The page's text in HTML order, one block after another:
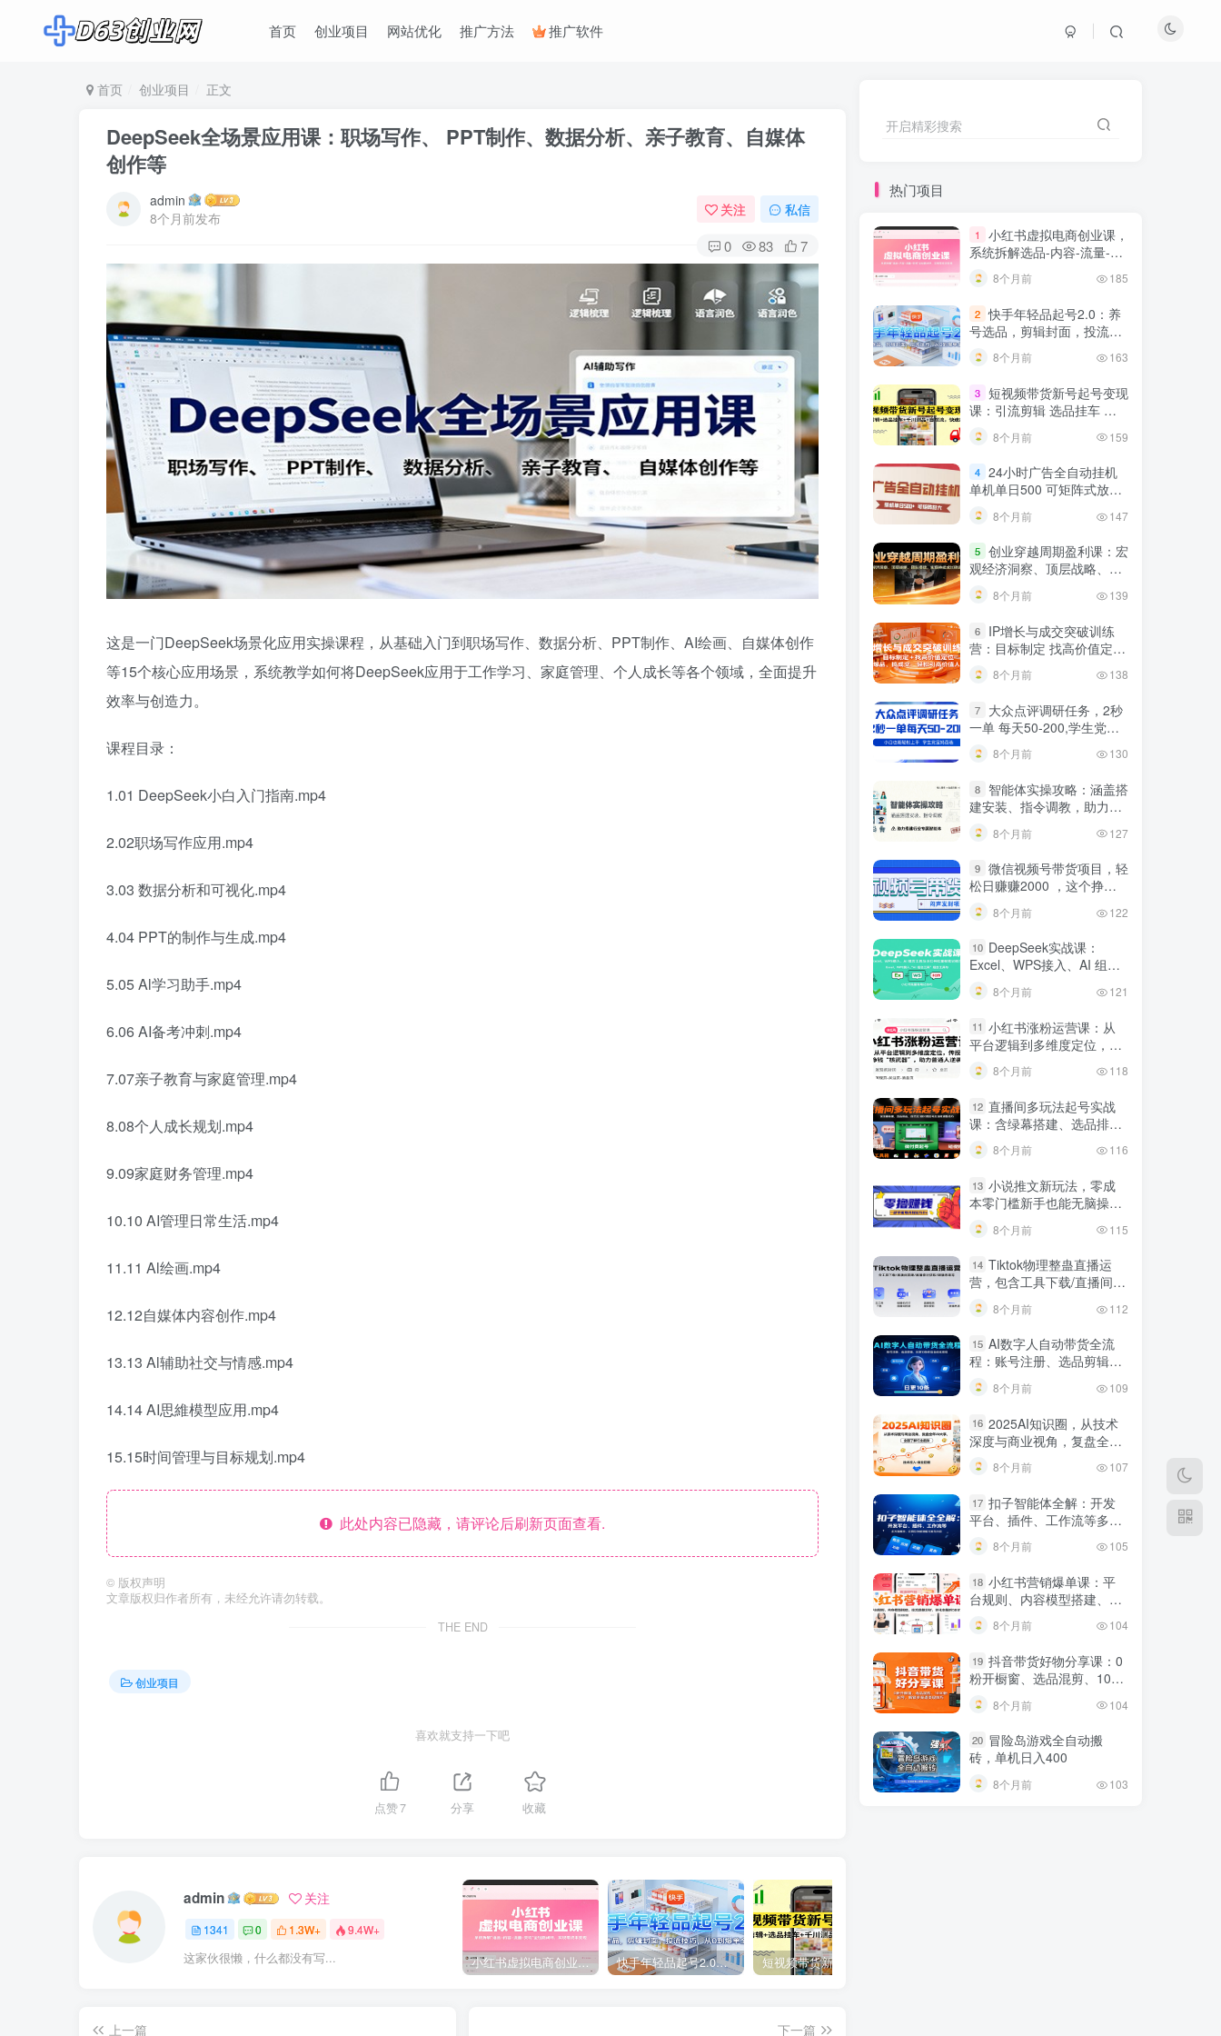
首页 创业项目 网站优化 推广方法 推广软件
首页 创业项目 正文
DeepSeek全场景应用课：职场写作、 PPT制作、数据分析、亲子教育、自媒体
创作等
admin
8个月前发布
关注 私信
0 83 7
这是一门DeepSeek场景化应用实操课程，从基础入门到职场写作、数据分析、PPT制作、AI绘画、自媒体创作
等15个核心应用场景，系统教学如何将DeepSeek应用于工作学习、家庭管理、个人成长等各个领域，全面提升
效率与创造力。
课程目录：
1.01 DeepSeek小白入门指南.mp4
2.02职场写作应用.mp4
3.03 数据分析和可视化.mp4
4.04 PPT的制作与生成.mp4
5.05 Al学习助手.mp4
6.06 AI备考冲刺.mp4
7.07亲子教育与家庭管理.mp4
8.08个人成长规划.mp4
9.09家庭财务管理.mp4
10.10 AI管理日常生活.mp4
11.11 Al绘画.mp4
12.12自媒体内容创作.mp4
13.13 Al辅助社交与情感.mp4
14.14 AI思維模型应用.mp4
15.15时间管理与目标规划.mp4
此处内容已隐藏，请评论后刷新页面查看.
© 版权声明
文章版权归作者所有，未经允许请勿转载。
THE END
创业项目
喜欢就支持一下吧
点赞7 分享 收藏
admin 关注
1341 0 1.3W+ 9.4W+
这家伙很懒，什么都没有写... 小红书虚拟电商创业课，系统拆解选品-内容-流量-变现，实现零成本变现 快手年轻品起号2.0：养号选品，剪辑封面，投流技巧，从0到爆单全流程
上一篇
下一篇
开启精彩搜索
热门项目
1
小红书虚拟电商创业课，
系统拆解选品-内容-流量-变
8个月前 185
2 快手年轻品起号2.0：养
号选品，剪辑封面，投流技
8个月前 163
3
短视频带货新号起号变现
课：引流剪辑 选品挂车 千
川测品 自然流，快速起量
8个月前 159
4 24小时广告全自动挂机
单机单日500 可矩阵式放大
无需人工看守 新手小白轻松
玩转8个月前 147
5 创业穿越周期盈利课：宏
观经济洞察、顶层战略、团
队搭建，实现持续成长稳定
变现8个月前 139
6
IP增长与成交突破训练
营：目标制定 找高价值定
引高价值人脉
8个月前 138
7
大众点评调研任务，2秒
一单 每天50-200,学生党宝
8个月前 130
8
智能体实操攻略：涵盖搭
建安装、指令调教，助力搭
建行业专属智能体
8个月前 127
9 微信视频号带货项目，轻
松日赚赚2000 ，这个挣钱
入口很多伙伴都在闷声发财
8个月前 122
10 DeepSeek实战课：
Excel、WPS接入、AI 组合
工具与小红书批量做笔记技
巧
8个月前 121
11 小红书涨粉运营课：从
平台逻辑到多维度定位，传
人逆袭8个月前 118
12 直播间多玩法起号实战
课：含绿幕搭建、选品排
规调整技巧
8个月前 116
13 小说推文新玩法，零成
本零门槛新手也能无脑操
8个月前 115
14 Tiktok物理整蛊直播运
营，包含工具下载/直播间搭
建/直播素材获取/跟播思路
等
8个月前 112
15 AI数字人自动带货全流
程：账号注册、选品剪辑，
日更10条作品自动化变现
8个月前 109
16 2025AI知识圈，从技术
深度与商业视角，复盘全年
AI大事，全面了解行业趋势
8个月前 107
17 扣子智能体全解：开发
平台、插件、工作流等多方
发布内容
8个月前 105
18 小红书营销爆单课：平
台规则、内容模型搭建、投
500%8个月前 104
19 抖音带货好物分享课：0
粉开橱窗、选品混剪、1000
粉起号，解锁多渠道变现技
巧
8个月前 104
20 冒险岛游戏全自动搬
砖，单机日入400
8个月前 103